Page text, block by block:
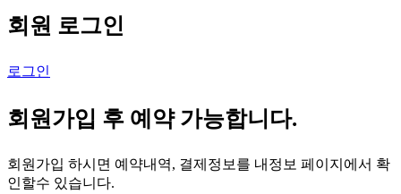
회원 로그인
로그인
회원가입 후 예약 가능합니다.
회원가입 하시면 예약내역, 결제정보를 내정보 페이지에서 확
인할수 있습니다.